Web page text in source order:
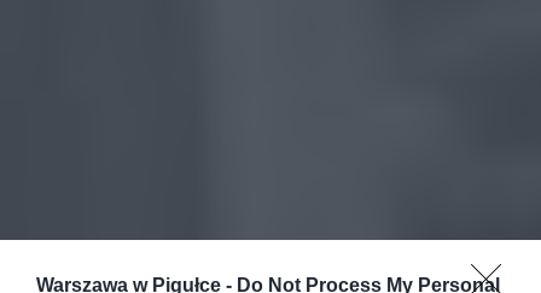
Warszawa w Pigułce - Do Not Process My Personal